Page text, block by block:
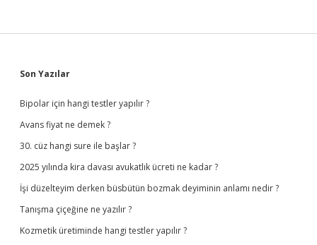
Sidebar
Son Yazılar
Bipolar için hangi testler yapılır ?
Avans fiyat ne demek ?
30. cüz hangi sure ile başlar ?
2025 yılında kira davası avukatlık ücreti ne kadar ?
İşi düzelteyim derken büsbütün bozmak deyiminin anlamı nedir ?
Tanışma çiçeğine ne yazılır ?
Kozmetik üretiminde hangi testler yapılır ?